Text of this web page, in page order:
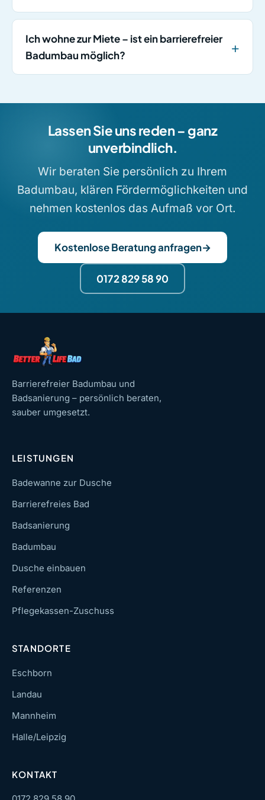
Ich wohne zur Miete – ist ein barrierefreier
Badumbau möglich?
Lassen Sie uns reden – ganz
unverbindlich.
Wir beraten Sie persönlich zu Ihrem
Badumbau, klären Fördermöglichkeiten und
nehmen kostenlos das Aufmaß vor Ort.
Kostenlose Beratung anfragen
0172 829 58 90
Barrierefreier Badumbau und
Badsanierung – persönlich beraten,
sauber umgesetzt.
LEISTUNGEN
Badewanne zur Dusche
Barrierefreies Bad
Badsanierung
Badumbau
Dusche einbauen
Referenzen
Pflegekassen-Zuschuss
STANDORTE
Eschborn
Landau
Mannheim
Halle/Leipzig
KONTAKT